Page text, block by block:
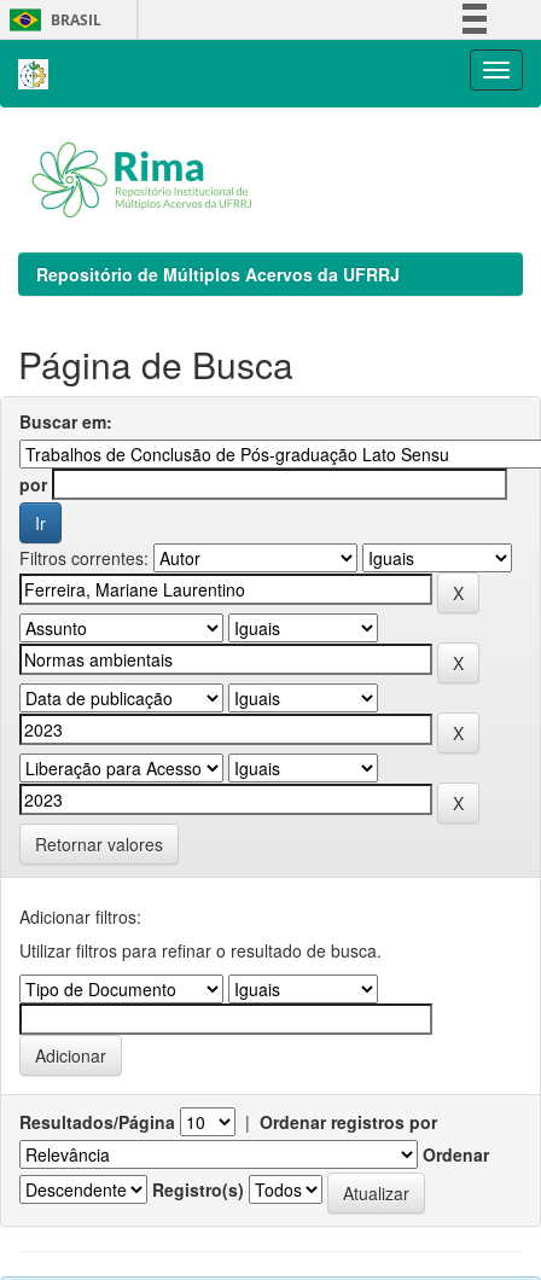
Skip
navigation
BRASIL
Repositório de Múltiplos Acervos da UFRRJ
Página de Busca
Buscar em:
por
Filtros correntes:
Retornar valores
Adicionar filtros:
Utilizar filtros para refinar o resultado de busca.
Resultados/Página | Ordenar registros por
Ordenar
Registro(s)